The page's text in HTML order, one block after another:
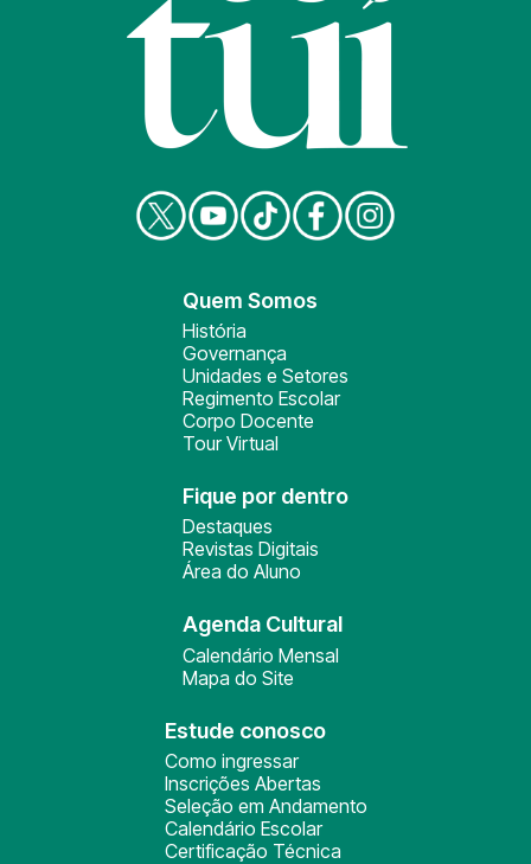
Quem Somos
História
Governança
Unidades e Setores
Regimento Escolar
Corpo Docente
Tour Virtual
Fique por dentro
Destaques
Revistas Digitais
Área do Aluno
Agenda Cultural
Calendário Mensal
Mapa do Site
Estude conosco
Como ingressar
Inscrições Abertas
Seleção em Andamento
Calendário Escolar
Certificação Técnica